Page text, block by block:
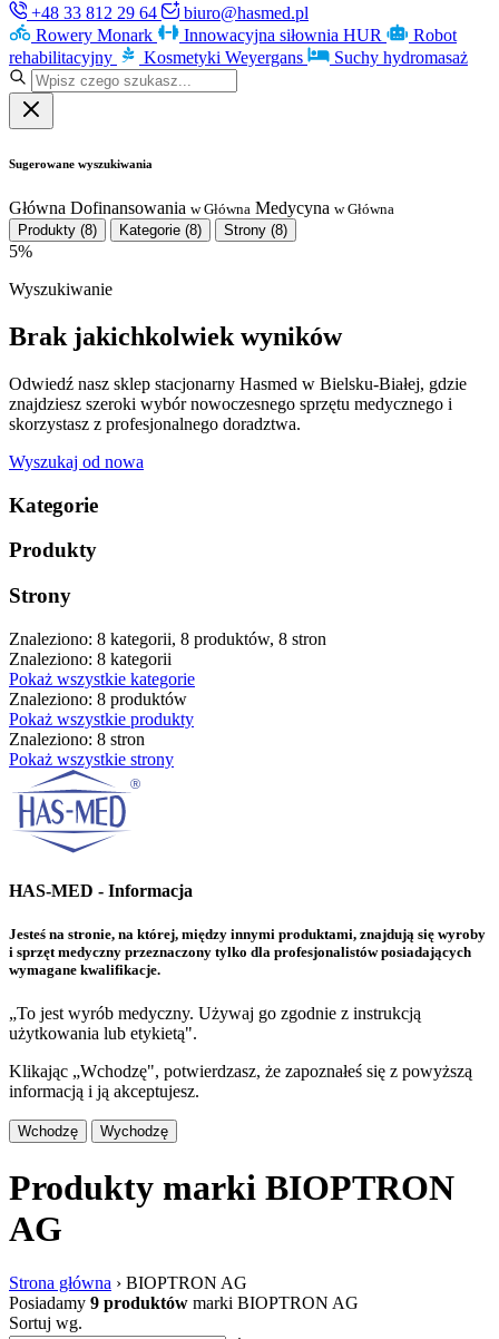
+48 33 812 29 64
biuro@hasmed.pl
Rowery Monark
Innowacyjna siłownia HUR
Robot
rehabilitacyjny
Kosmetyki Weyergans Suchy hydromasaż
Sugerowane wyszukiwania
Główna Dofinansowania w Główna Medycyna w Główna
Produkty (8) Kategorie (8) Strony (8)
5%
Wyszukiwanie
Brak jakichkolwiek wyników
Odwiedź nasz sklep stacjonarny Hasmed w Bielsku-Białej, gdzie
znajdziesz szeroki wybór nowoczesnego sprzętu medycznego i
skorzystasz z profesjonalnego doradztwa.
Wyszukaj od nowa
Kategorie
Produkty
Strony
Znaleziono: 8 kategorii, 8 produktów, 8 stron
Znaleziono: 8 kategorii
Pokaż wszystkie kategorie
Znaleziono: 8 produktów
Pokaż wszystkie produkty
Znaleziono: 8 stron
Pokaż wszystkie strony
HAS-MED - Informacja
Jesteś na stronie, na której, między innymi produktami, znajdują się wyroby
i sprzęt medyczny przeznaczony tylko dla profesjonalistów posiadających
wymagane kwalifikacje.
„To jest wyrób medyczny. Używaj go zgodnie z instrukcją
użytkowania lub etykietą".
Klikając „Wchodzę", potwierdzasz, że zapoznałeś się z powyższą
informacją i ją akceptujesz.
Wchodzę Wychodzę
Produkty marki BIOPTRON
AG
Strona główna › BIOPTRON AG
Posiadamy 9 produktów marki BIOPTRON AG
Sortuj wg.